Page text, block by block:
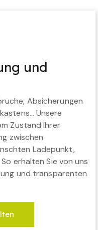
und
Absicherungen
Unsere
Zustand Ihrer
zwischen
Ladepunkt,
erhalten Sie von uns
und transparenten